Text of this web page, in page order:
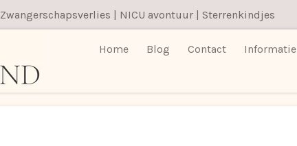
Zwangerschapsverlies | NICU avontuur | Sterrenkindjes
Home Blog Contact Informatie